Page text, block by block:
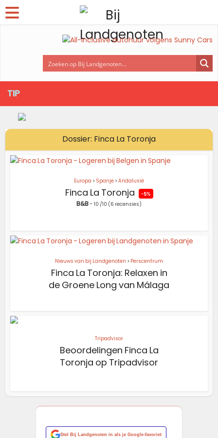
TIP
Dossier: Finca La Toronja
Europa > Spanje >Andalusië
Finca La Toronja -5%
B&B- 10 /10 (6 recensies)
Nieuws van bij Landgenoten > Perscentrum
Finca La Toronja: Relaxen in
de Groene Long van Málaga
Tripadvisor
Beoordelingen Finca La
Toronja op Tripadvisor
Stel Bij Landgenoten in als je Google-favoriet